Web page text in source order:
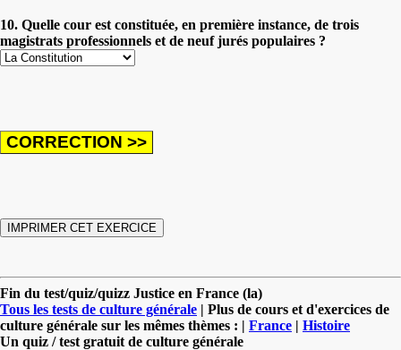
10. Quelle cour est constituée, en première instance, de trois
magistrats professionnels et de neuf jurés populaires ?
Fin du test/quiz/quizz Justice en France (la)
Tous les tests de culture générale | Plus de cours et d'exercices de
culture générale sur les mêmes thèmes : | France | Histoire
Un quiz / test gratuit de culture générale